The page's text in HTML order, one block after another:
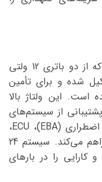
ولتاژ باتری این کامیونت 24 ولت است که از دو باتری 12 ولتی
تشکیل شده و برای تأمین
است. این ولتاژ بالا
از سیستم‌های
پیشرفته مانند ABS، سیستم کمکی ترمز اضطراری (EBA)، ECU،
تهویه مطبوع و نمایشگرهای کابین را فراهم می‌کند. سیستم 24
کارایی را در بارهای